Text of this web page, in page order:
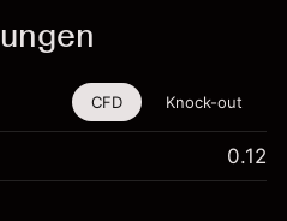
steht für das Traden
outs zur Verfügung.
CFD Knock-out
0.12